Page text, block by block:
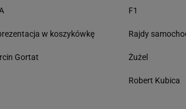
w koszykówkę
Gortat
F1
Rajdy
Żużel
Robert Kubica